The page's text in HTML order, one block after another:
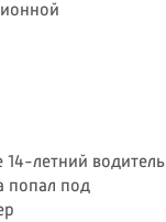
14-летний водитель
попал под